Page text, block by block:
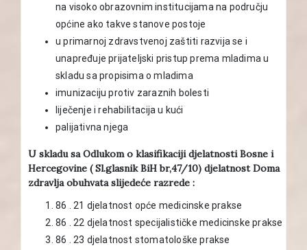
na visoko obrazovnim institucijama na području
općine ako takve stanove postoje
u primarnoj zdravstvenoj zaštiti razvija se i
unapređuje prijateljski pristup prema mladima u
skladu sa propisima o mladima
imunizaciju protiv zaraznih bolesti
liječenje i rehabilitacija u kući
palijativna njega
U skladu sa Odlukom o klasifikaciji djelatnosti Bosne i
Hercegovine ( Sl.glasnik BiH br,47/10) djelatnost Doma
zdravlja obuhvata slijedeće razrede :
86 . 21 djelatnost opće medicinske prakse
86 . 22 djelatnost specijalističke medicinske prakse
86 . 23 djelatnost stomatološke prakse